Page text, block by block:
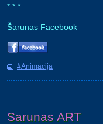
* * *
Šarūnas Facebook
#Animacija
Sarunas ART